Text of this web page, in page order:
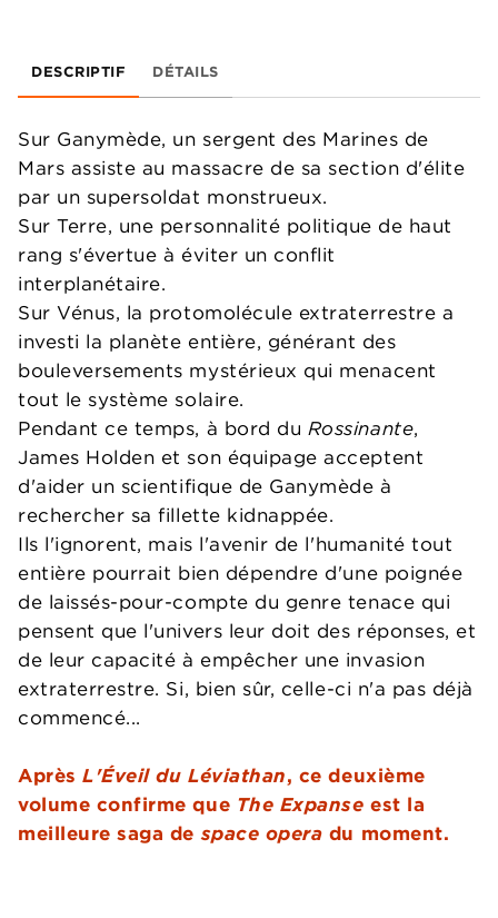
DESCRIPTIF DÉTAILS
Sur Ganymède, un sergent des Marines de
Mars assiste au massacre de sa section d'élite
par un supersoldat monstrueux.
Sur Terre, une personnalité politique de haut
rang s'évertue à éviter un conflit
interplanétaire.
Sur Vénus, la protomolécule extraterrestre a
investi la planète entière, générant des
bouleversements mystérieux qui menacent
tout le système solaire.
Pendant ce temps, à bord du Rossinante,
James Holden et son équipage acceptent
d'aider un scientifique de Ganymède à
rechercher sa fillette kidnappée.
Ils l'ignorent, mais l'avenir de l'humanité tout
entière pourrait bien dépendre d'une poignée
de laissés-pour-compte du genre tenace qui
pensent que l'univers leur doit des réponses, et
de leur capacité à empêcher une invasion
extraterrestre. Si, bien sûr, celle-ci n'a pas déjà
commencé...
AprèsL'Éveil du Léviathan, ce deuxième
volume confirme que The Expanse est la
meilleure saga despace opera du moment.